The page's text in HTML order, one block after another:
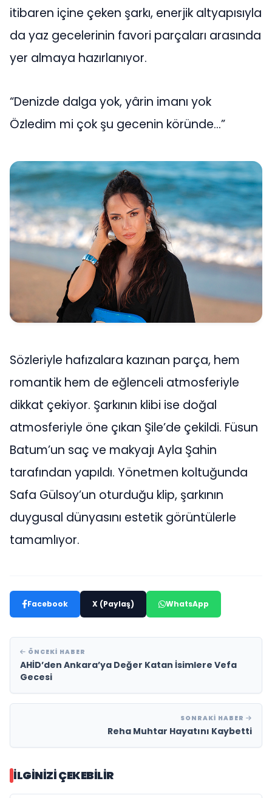
itibaren içine çeken şarkı, enerjik altyapısıyla
da yaz gecelerinin favori parçaları arasında
yer almaya hazırlanıyor.
“Denizde dalga yok, yârin imanı yok
Özledim mi çok şu gecenin köründe…”
Sözleriyle hafızalara kazınan parça, hem
romantik hem de eğlenceli atmosferiyle
dikkat çekiyor. Şarkının klibi ise doğal
atmosferiyle öne çıkan Şile’de çekildi. Füsun
Batum’un saç ve makyajı Ayla Şahin
tarafından yapıldı. Yönetmen koltuğunda
Safa Gülsoy’un oturduğu klip, şarkının
duygusal dünyasını estetik görüntülerle
tamamlıyor.
Facebook X (Paylaş) WhatsApp
ÖNCEKI HABER
AHİD’den Ankara’ya Değer Katan İsimlere Vefa
Gecesi
SONRAKI HABER
Reha Muhtar Hayatını Kaybetti
İLGINIZI ÇEKEBILIR